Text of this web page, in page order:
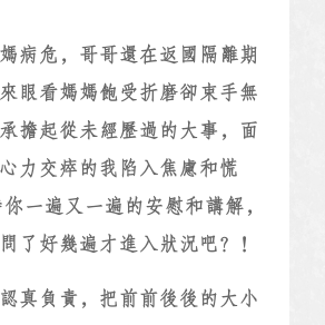
病危，哥哥還在返國隔離期
眼看媽媽飽受折磨卻束手無
擔起從未經歷過的大事，面
力交瘁的我陷入焦慮和慌
一遍又一遍的安慰和講解，
了好幾遍才進入狀況吧？！
真負責，把前前後後的大小